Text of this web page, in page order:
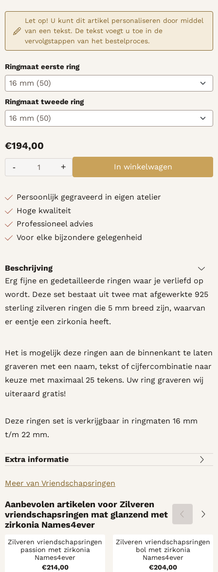
Let op! U kunt dit artikel personaliseren door middel
van een tekst. De tekst voegt u toe in de
vervolgstappen van het bestelproces.
Ringmaat eerste ring
Ringmaat tweede ring
€194,00
+
- In winkelwagen
Persoonlijk gegraveerd in eigen atelier
Hoge kwaliteit
Professioneel advies
Voor elke bijzondere gelegenheid
Beschrijving
Erg fijne en gedetailleerde ringen waar je verliefd op
wordt. Deze set bestaat uit twee mat afgewerkte 925
sterling zilveren ringen die 5 mm breed zijn, waarvan
er eentje een zirkonia heeft.
Het is mogelijk deze ringen aan de binnenkant te laten
graveren met een naam, tekst of cijfercombinatie naar
keuze met maximaal 25 tekens. Uw ring graveren wij
uiteraard gratis!
Deze ringen set is verkrijgbaar in ringmaten 16 mm
t/m 22 mm.
Extra informatie
Meer van Vriendschapsringen
Aanbevolen artikelen voor Zilveren
vriendschapsringen mat glanzend met
zirkonia Names4ever
Zilveren vriendschapsringen
passion met zirkonia
Names4ever
Prijs: 214,00
€214,00
Zilveren vriendschapsringen
bol met zirkonia
Names4ever
Prijs: 204,00
€204,00